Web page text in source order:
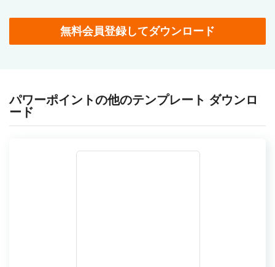
無料会員登録してダウンロード
パワーポイントの他のテンプレート ダウンロ
ード